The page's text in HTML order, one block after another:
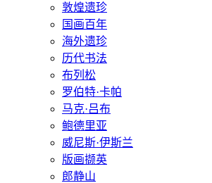
敦煌遗珍
国画百年
海外遗珍
历代书法
布列松
罗伯特·卡帕
马克·吕布
鲍德里亚
威尼斯·伊斯兰
版画撷英
郎静山